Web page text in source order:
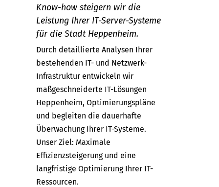
Know-how steigern wir die
Leistung Ihrer IT-Server-Systeme
für die Stadt Heppenheim.
Durch detaillierte Analysen Ihrer
bestehenden IT- und Netzwerk-
Infrastruktur entwickeln wir
maßgeschneiderte IT-Lösungen
Heppenheim, Optimierungspläne
und begleiten die dauerhafte
Überwachung Ihrer IT-Systeme.
Unser Ziel: Maximale
Effizienzsteigerung und eine
langfristige Optimierung Ihrer IT-
Ressourcen.